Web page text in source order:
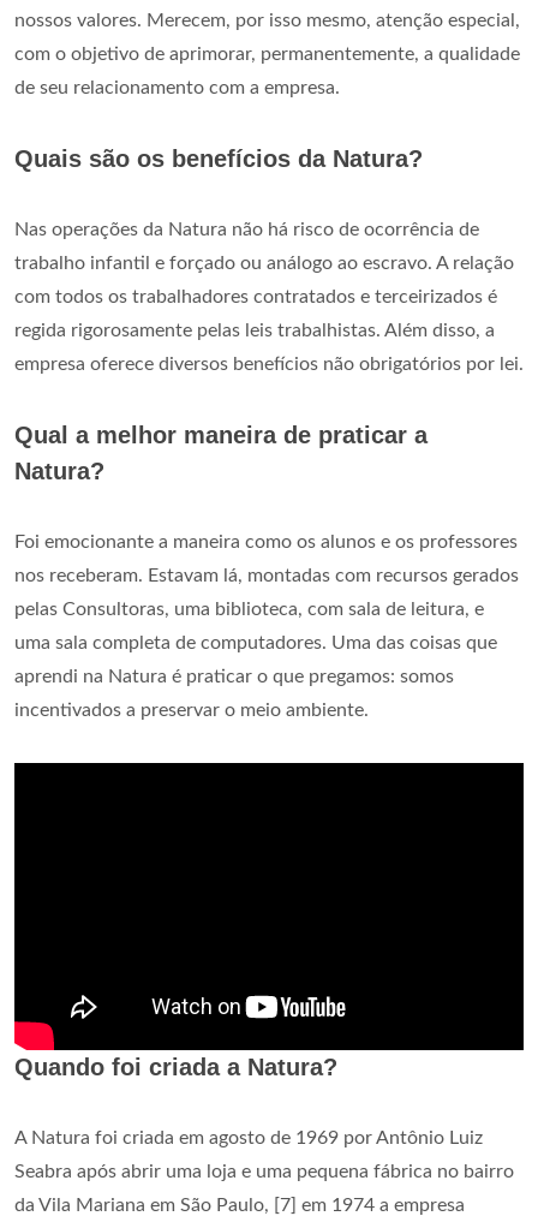
nossos valores. Merecem, por isso mesmo, atenção especial,
com o objetivo de aprimorar, permanentemente, a qualidade
de seu relacionamento com a empresa.
Quais são os benefícios da Natura?
Nas operações da Natura não há risco de ocorrência de
trabalho infantil e forçado ou análogo ao escravo. A relação
com todos os trabalhadores contratados e terceirizados é
regida rigorosamente pelas leis trabalhistas. Além disso, a
empresa oferece diversos benefícios não obrigatórios por lei.
Qual a melhor maneira de praticar a
Natura?
Foi emocionante a maneira como os alunos e os professores
nos receberam. Estavam lá, montadas com recursos gerados
pelas Consultoras, uma biblioteca, com sala de leitura, e
uma sala completa de computadores. Uma das coisas que
aprendi na Natura é praticar o que pregamos: somos
incentivados a preservar o meio ambiente.
Quando foi criada a Natura?
A Natura foi criada em agosto de 1969 por Antônio Luiz
Seabra após abrir uma loja e uma pequena fábrica no bairro
da Vila Mariana em São Paulo, [7] em 1974 a empresa